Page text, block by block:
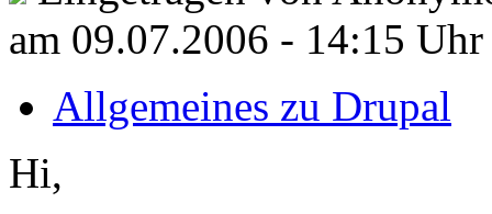
am 09.07.2006 - 14:15 Uhr
Allgemeines zu Drupal
Hi,